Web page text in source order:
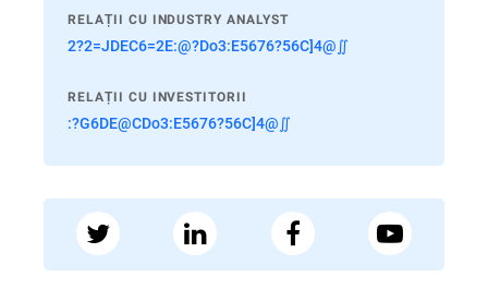
RELAȚII CU INDUSTRY ANALYST
2?2=JDEC6=2E:@?Do3:E5676?56C]4@∬
RELAȚII CU INVESTITORII
:?G6DE@CDo3:E5676?56C]4@∬